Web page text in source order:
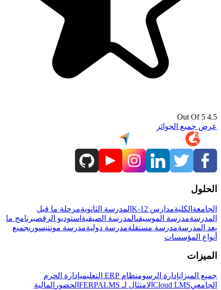
4.5 Out Of 5
عرض جميع الجوائز
الحلول
الجامعة الكليةمدارس K-12 المدرسة الثانويةمرحلة ما قبل
المدرسةمدرسة الموسيقىالمدرسة الصيفية استوديو الرقصبرنامج ما
بعد المدرسةمدرسة مستقلةمدرسة دوليةمدرسة مونتيسوريجميع
أنواع المؤسسات
الميزات
جميع الميزاتإدارة الرسومنظام ERP التعليمي
إدارة الحرم
الجامعيCloud LMS الامتثال لـ FERPA LMS الحضور المالية